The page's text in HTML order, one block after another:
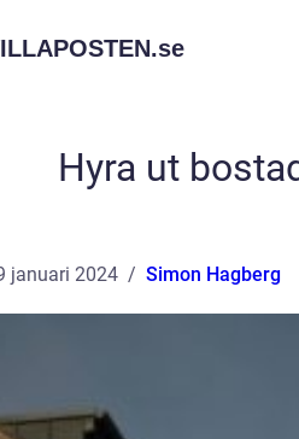
se
Hyra ut
januari 2024 Simon Hagberg